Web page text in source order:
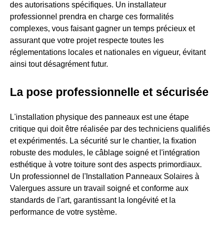
des autorisations spécifiques. Un installateur
professionnel prendra en charge ces formalités
complexes, vous faisant gagner un temps précieux et
assurant que votre projet respecte toutes les
réglementations locales et nationales en vigueur, évitant
ainsi tout désagrément futur.
La pose professionnelle et sécurisée
L'installation physique des panneaux est une étape
critique qui doit être réalisée par des techniciens qualifiés
et expérimentés. La sécurité sur le chantier, la fixation
robuste des modules, le câblage soigné et l'intégration
esthétique à votre toiture sont des aspects primordiaux.
Un professionnel de l'Installation Panneaux Solaires à
Valergues assure un travail soigné et conforme aux
standards de l'art, garantissant la longévité et la
performance de votre système.